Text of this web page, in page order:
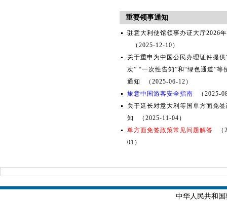
重要领事通知
驻意大利使馆领事办证大厅2026
（2025-12-10）
关于重申为中国公民办理证件提
次” “一次性告知”和“绿色通道”等
通知
（2025-06-12）
旅意中国游客安全指南
（2025-
关于延长对意大利等国单方面免
知
（2025-11-04）
单方面免签政策常见问题解答
01）
中华人民共和